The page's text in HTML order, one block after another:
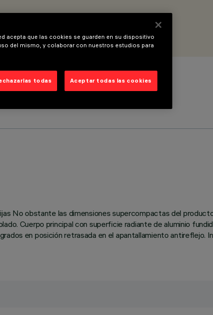
No obstante las dimensiones supercompactas del
Cuerpo principal con superficie radiante de aluminio
en posición retrasada en el apantallamiento antireflejo.
acepta que las cookies se guarden en su dispositivo
del mismo, y colaborar con nuestros estudios para
todas Aceptar todas las cookies